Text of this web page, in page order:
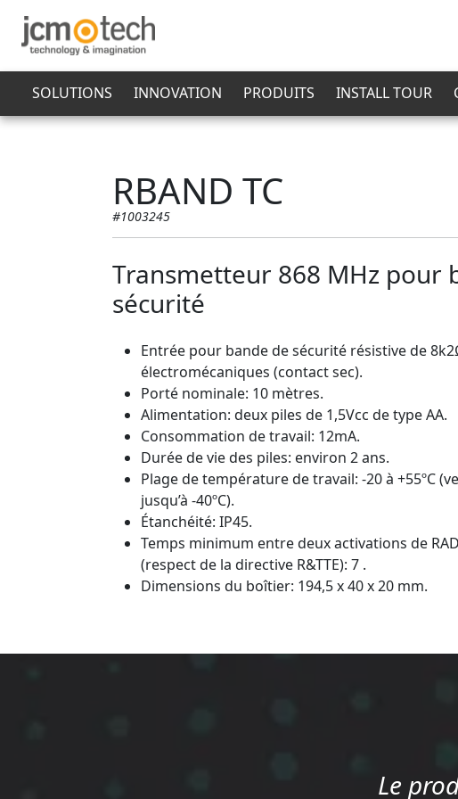
SOLUTIONS INNOVATION PRODUITS INSTALL TOUR
RBAND TC
#1003245
Transmetteur 868 MHz pour
sécurité
Entrée pour bande de sécurité résistive de
électromécaniques (contact sec).
Porté nominale: 10 mètres.
Alimentation: deux piles de 1,5Vcc de type AA.
Consommation de travail: 12mA.
Durée de vie des piles: environ 2 ans.
Plage de température de travail: -20 à +55ºC
jusqu’à -40ºC).
Étanchéité: IP45.
Temps minimum entre deux activations de
(respect de la directive R&TTE): 7 .
Dimensions du boîtier: 194,5 x 40 x 20 mm.
Le